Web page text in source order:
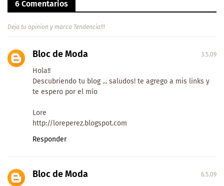
6 Comentarios
Deja tu opinion y marca Tendencia!!!
Bloc de Moda 3.5.09
Hola!!
Descubriendo tu blog ... saludos! te agrego a mis links y
te espero por el mío
Lore
http://loreperez.blogspot.com
Responder
Bloc de Moda 6.5.09